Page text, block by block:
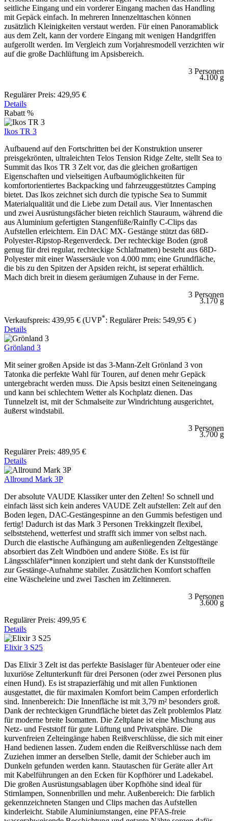
seitliche Eingang und ein vorderer Eingang machen das Handling
mit Gepäck einfach. In mehreren Innenzelttaschen können
zusätzlich Kleinigkeiten verstaut werden. Für einen Panoramablick
aus dem Zelt, kann der vordere Eingang mit wenigen Handgriffen
aufgerollt werden. Im Vergleich zum Vorjahresmodell verzichten wir
auf die große Dachlüftung im Apsisbereich.
3 Personen
4.100 g
Regulärer Preis: 429,95 €
Details
Rabatt %
Ikos TR 3
Aufbauend auf den Fortschritten bei der Konstruktion unserer
preisgekrönten, ultraleichten Telos Tension Ridge Zelte, stellt Sea to
Summit das Ikos TR 3 Zelt vor, das die gleichen großartigen
Eigenschaften und vielseitigen Aufbaumöglichkeiten für
komfortorientiertes Backpacking und fahrzeuggestütztes Camping
bietet. Das Ikos zeichnet sich durch die typische Sea to Summit
Materialqualität und die Liebe zum Detail aus. Vier Innentaschen
und zwei Ausrüstungsfächer bieten reichlich Stauraum, während die
aus Aluminium gefertigten Stangenfüße/Rainfly C-Clips das
Aufstellen erleichtern. Ein DAC MX- Gestänge stützt das 68D-
Polyester-Ripstop-Regenverdeck. Der rechteckige Boden (groß
genug für drei regular, rechteckige Schlafmatten) besteht aus 68D-
Polyester mit einer Wassersäule von 4.000 mm; eine Grundfläche,
die bis zu den Spitzen der Apsiden reicht, ist seperat erhältlich.
Mach dich breit in diesem geräumigen Zuhause in der Ferne.
3 Personen
3.170 g
Verkaufspreis: 439,95 € (UVP*: Regulärer Preis: 549,95 € )
Details
Grönland 3
Mit seiner großen Apside ist das 3-Mann-Zelt Grönland 3 von
Tatonka die perfekte Wahl für Touren, auf denen mehr Gepäck
untergebracht werden muss. Die Apsis besitzt einen Seiteneingang
und kann bei schlechtem Wetter als Kochplatz dienen. Das
Tunnelzelt ist, mit der Schmalseite zur Windrichtung ausgerichtet,
äußerst windstabil.
3 Personen
3.700 g
Regulärer Preis: 489,95 €
Details
Allround Mark 3P
Der absolute VAUDE Klassiker unter den Zelten! So schnell und
einfach lässt sich kein anderes VAUDE Zelt aufstellen: Zelt auf den
Boden legen, DAC-Gestängespinne an den Gummis befestigen und
fertig! Dadurch ist das Mark 3 Personen Trekkingzelt flexibel,
selbststehend, wetterfest und strafft sich immer von selbst nach.
Durch die elastische Aufhängung am außenliegenden Zeltgestänge
absorbiert das Zelt Windböen und andere Stöße. Es ist für
Längsschläfer*innen konzipiert und steht dank der Kunststoffteile
zur Gestänge-Aufnahme stabiler. Zusätzlichen Komfort schaffen
eine Wäscheleine und zwei Taschen im Zeltinneren.
3 Personen
3.600 g
Regulärer Preis: 499,95 €
Details
Elixir 3 S25
Das Elixir 3 Zelt ist das perfekte Basislager für Abenteuer oder eine
luxuriöse Zeltunterkunft für drei Personen (oder zwei Personen plus
einen Hund). Es ist strapazierfähig und mit allen Funktionen
ausgestattet, die für maximalen Komfort beim Campen erforderlich
sind. Innenbereich: Die Innenfläche ist mit 3,79 m² besonders groß.
Dank der rechteckigen Grundfläche bietet das Zelt problemlos Platz
für moderne breite Isomatten. Die Zeltplane ist eine Mischung aus
Netz- und Feststoff für gute Lüftung und Privatsphäre. Die
kurvenfreien Zelteingänge haben Reißverschlüsse, die sich mit einer
Hand bedienen lassen. Zudem enden die Reißverschlüsse nach dem
Zuziehen immer an derselben Stelle, damit der Schieber auch im
Dunkeln gefunden werden kann. Stautaschen für Geräte aller Art
mit Kabelführungen an den Ecken für Kopfhörer und Ladekabel.
Die großen Ausrüstungsablagen über Kopfhöhe sind ideal für
Stirnlampen, Sonnenbrillen und mehr. Außenbereich: Die farblich
gekennzeichneten Stangen und Clips machen das Aufstellen
kinderleicht. Stabile Aluminiumstangen, eine PFAS-freie